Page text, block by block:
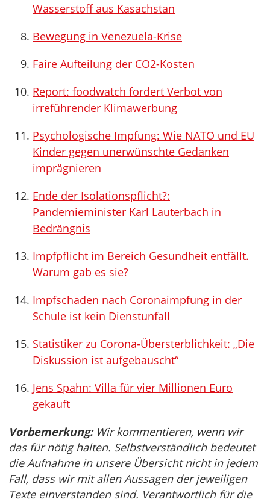
Wasserstoff aus Kasachstan
Bewegung in Venezuela-Krise
Faire Aufteilung der CO2-Kosten
Report: foodwatch fordert Verbot von
irreführender Klimawerbung
Psychologische Impfung: Wie NATO und EU
Kinder gegen unerwünschte Gedanken
imprägnieren
Ende der Isolationspflicht?:
Pandemieminister Karl Lauterbach in
Bedrängnis
Impfpflicht im Bereich Gesundheit entfällt.
Warum gab es sie?
Impfschaden nach Coronaimpfung in der
Schule ist kein Dienstunfall
Statistiker zu Corona-Übersterblichkeit: „Die
Diskussion ist aufgebauscht“
Jens Spahn: Villa für vier Millionen Euro
gekauft
Vorbemerkung:Wir kommentieren, wenn wir
das für nötig halten. Selbstverständlich bedeutet
die Aufnahme in unsere Übersicht nicht in jedem
Fall, dass wir mit allen Aussagen der jeweiligen
Texte einverstanden sind. Verantwortlich für die